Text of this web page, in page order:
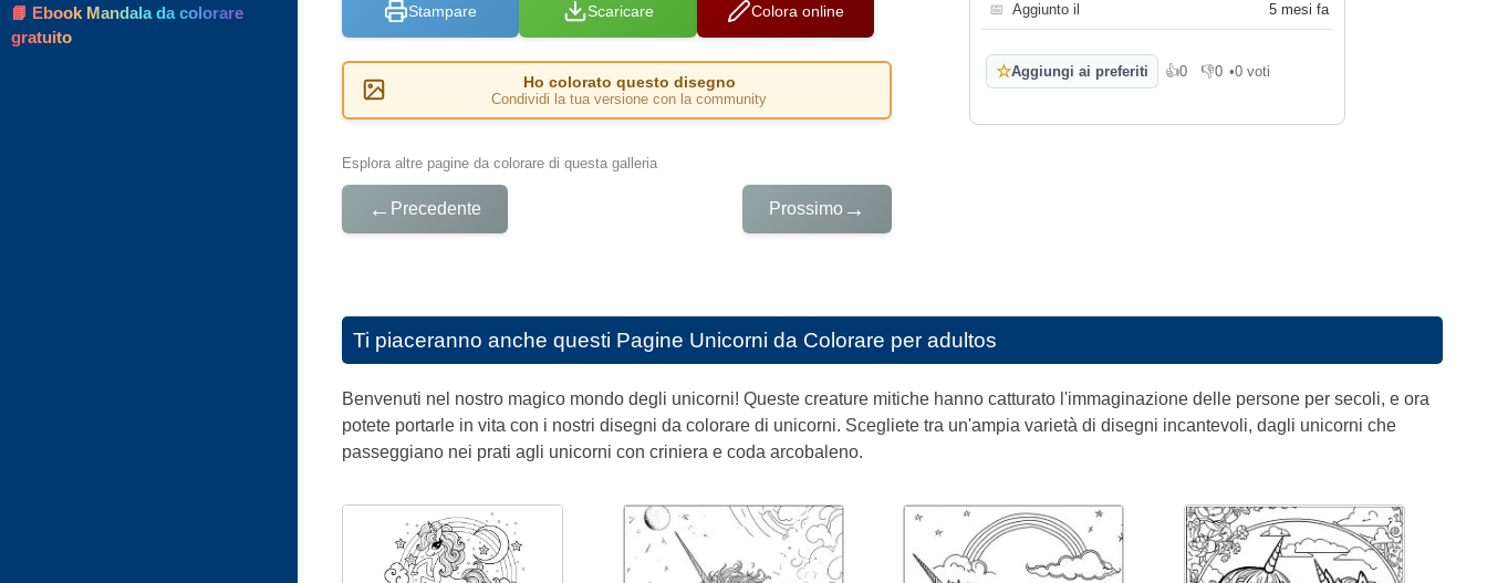
Stampare Scaricare Colora online
Ho colorato questo disegno
Condividi la tua versione con la community
Esplora altre pagine da colorare di questa galleria
← Precedente Prossimo →
📅 Aggiunto il 5 mesi fa
☆Aggiungi ai preferiti 👍0
Mi piace
👎0
Non mi piace
•0 voti
Ti piaceranno anche questi Pagine Unicorni da Colorare per adultos
Benvenuti nel nostro magico mondo degli unicorni! Queste creature mitiche hanno catturato l'immaginazione delle persone per secoli, e ora
potete portarle in vita con i nostri disegni da colorare di unicorni. Scegliete tra un'ampia varietà di disegni incantevoli, dagli unicorni che
passeggiano nei prati agli unicorni con criniera e coda arcobaleno.
📘 Ebook Mandala da colorare
gratuito